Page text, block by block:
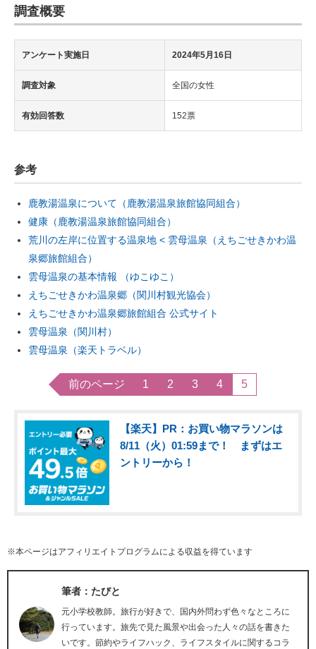
調査概要
アンケート実施日 2024年5月16日
調査対象 全国の女性
有効回答数 152票
参考
鹿教湯温泉について（鹿教湯温泉旅館協同組合）
健康（鹿教湯温泉旅館協同組合）
荒川の左岸に位置する温泉地 < 雲母温泉（えちごせきかわ温
泉郷旅館組合）
雲母温泉の基本情報 （ゆこゆこ）
えちごせきかわ温泉郷（関川村観光協会）
えちごせきかわ温泉郷旅館組合 公式サイト
雲母温泉（関川村）
雲母温泉（楽天トラベル）
前のページ 1 2 3 4 5
【楽天】PR：お買い物マラソンは
8/11（火）01:59まで！ まずはエ
ントリーから！
※本ページはアフィリエイトプログラムによる収益を得ています
筆者：たびと
元小学校教師。旅行が好きで、国内外問わず色々なところに
行っています。旅先で見た風景や出会った人々の話を書きた
いです。節約やライフハック、ライフスタイルに関するコラ